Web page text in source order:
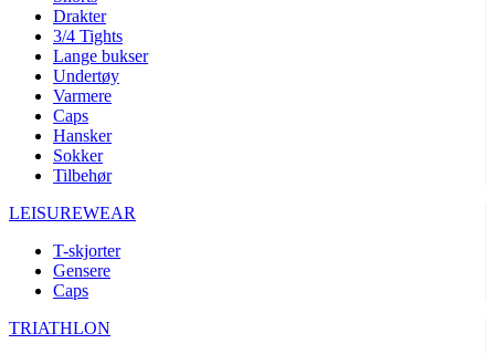
Drakter
3/4 Tights
Lange bukser
Undertøy
Varmere
Caps
Hansker
Sokker
Tilbehør
LEISUREWEAR
T-skjorter
Gensere
Caps
TRIATHLON